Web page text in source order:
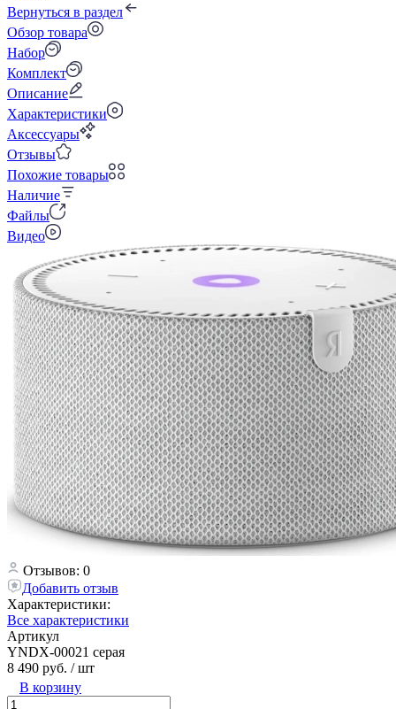
Вернуться в раздел
Обзор товара
Набор
Комплект
Описание
Характеристики
Аксессуары
Отзывы
Похожие товары
Наличие
Файлы
Видео
Отзывов: 0
Добавить отзыв
Характеристики:
Все характеристики
Артикул
YNDX-00021 серая
8 490 руб. / шт
В корзину